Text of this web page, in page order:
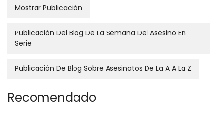
Mostrar Publicación
Publicación Del Blog De La Semana Del Asesino En
Serie
Publicación De Blog Sobre Asesinatos De La A A La Z
Recomendado